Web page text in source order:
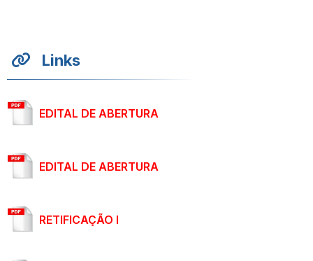
Links
EDITAL DE ABERTURA
EDITAL DE ABERTURA
RETIFICAÇÃO I